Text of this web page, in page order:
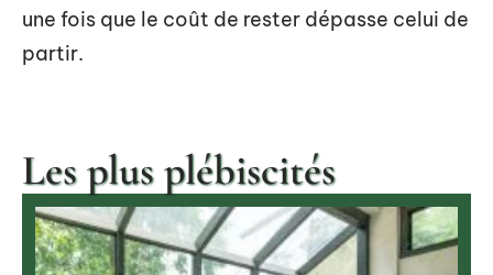
une fois que le coût de rester dépasse celui de
partir.
Les plus plébiscités